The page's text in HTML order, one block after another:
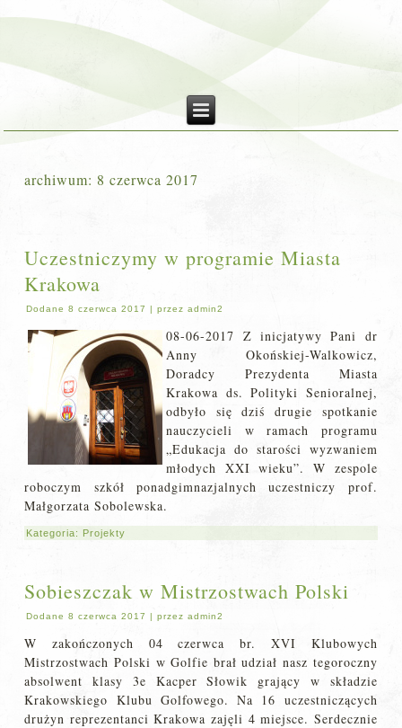
archiwum: 8 czerwca 2017
Uczestniczymy w programie Miasta
Krakowa
Dodane 8 czerwca 2017 |przez admin2
08-06-2017 Z inicjatywy Pani dr
Anny Okońskiej-Walkowicz,
Doradcy Prezydenta Miasta
Krakowa ds. Polityki Senioralnej,
odbyło się dziś drugie spotkanie
nauczycieli w ramach programu
„Edukacja do starości wyzwaniem
młodych XXI wieku”. W zespole
roboczym szkół ponadgimnazjalnych uczestniczy prof.
Małgorzata Sobolewska.
Kategoria: Projekty
Sobieszczak w Mistrzostwach Polski
Dodane 8 czerwca 2017 |przez admin2
W zakończonych 04 czerwca br. XVI Klubowych
Mistrzostwach Polski w Golfie brał udział nasz tegoroczny
absolwent klasy 3e Kacper Słowik grający w składzie
Krakowskiego Klubu Golfowego. Na 16 uczestniczących
drużyn reprezentanci Krakowa zajęli 4 miejsce. Serdecznie